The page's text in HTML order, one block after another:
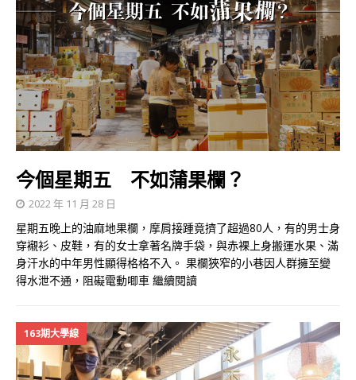
今個星期五 不如蒲果欄？
2022 年 11 月 28 日
星期五晚上的油麻地果欄，摩肩接踵竟擠了超過80人，有的男士身
穿襯衫、皮鞋，有的女士拿著名牌手袋，與赤裸上身搬運水果、滿
身汗水的中年男性顯得格格不入。 果欄狹窄的小巷因人群擁至變
得水泄不通，阻礙電動唧車 繼續閱讀
163期大學線